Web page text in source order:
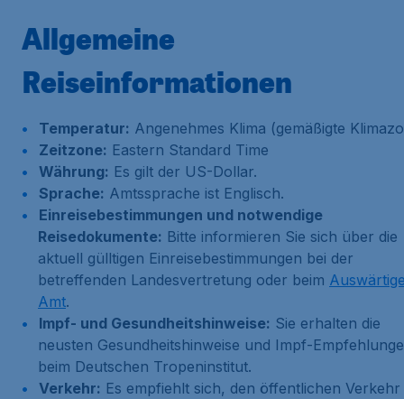
Allgemeine
Reiseinformationen
Temperatur: Angenehmes Klima (gemäßigte
Zeitzone: Eastern Standard Time
Währung: Es gilt der US-Dollar.
Sprache: Amtssprache ist Englisch.
Einreisebestimmungen und notwendige
Reisedokumente: Bitte informieren Sie sich über die
aktuell gülltigen Einreisebestimmungen bei der
betreffenden Landesvertretung oder beim
Amt.
Impf- und Gesundheitshinweise: Sie erhalten die
neusten Gesundheitshinweise und Impf-
beim Deutschen Tropeninstitut.
Verkehr: Es empfiehlt sich, den öffentlichen